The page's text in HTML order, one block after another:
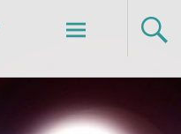
Skip
to